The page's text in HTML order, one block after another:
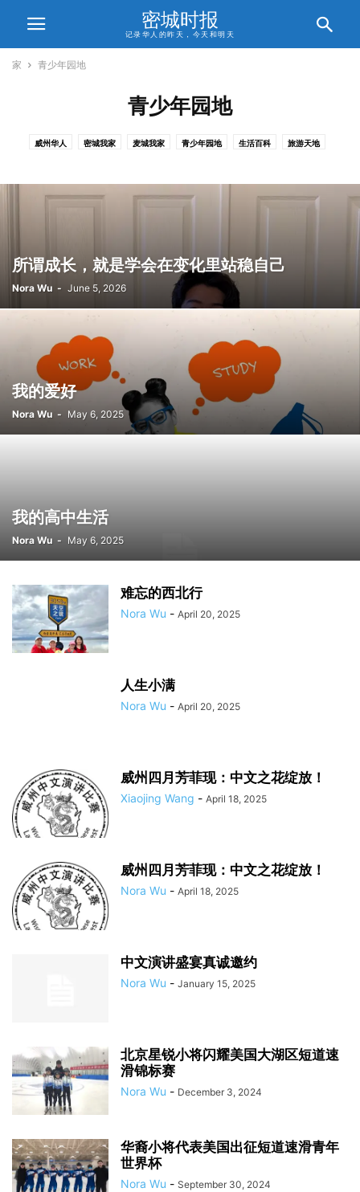
密城时报
记录华人的昨天，今天和明天
家 青少年园地
青少年园地
威州华人 密城我家 麦城我家 青少年园地 生活百科 旅游天地
所谓成长，就是学会在变化里站稳自己
Nora Wu - June 5, 2026
我的爱好
Nora Wu - May 6, 2025
我的高中生活
Nora Wu - May 6, 2025
难忘的西北行
Nora Wu - April 20, 2025
人生小满
Nora Wu - April 20, 2025
威州四月芳菲现：中文之花绽放！
Xiaojing Wang - April 18, 2025
威州四月芳菲现：中文之花绽放！
Nora Wu - April 18, 2025
中文演讲盛宴真诚邀约
Nora Wu - January 15, 2025
北京星锐小将闪耀美国大湖区短道速
滑锦标赛
Nora Wu - December 3, 2024
华裔小将代表美国出征短道速滑青年
世界杯
Nora Wu - September 30, 2024